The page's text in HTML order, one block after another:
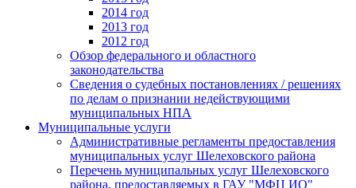
2014 год
2013 год
2012 год
Обзор федерального и областного
законодательства
Сведения о судебных постановлениях / решениях
по делам о признании недействующими
муниципальных НПА
Муниципальные услуги
Административные регламенты предоставления
муниципальных услуг Шелеховского района
Перечень муниципальных услуг Шелеховского
района, предоставляемых в ГАУ "МФЦ ИО"